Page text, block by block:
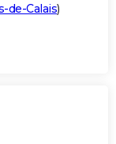
de-Calais)